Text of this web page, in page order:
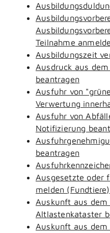
Teilnahme
Ausbildungszeit
Ausdruck aus
beantragen
Ausfuhr von
Verwertung
Ausfuhr von
Notifizierung
beantragen
Ausgesetzte oder
melden (Fundtiere)
Auskunft aus dem
Altlastenkataster
Auskunft aus dem